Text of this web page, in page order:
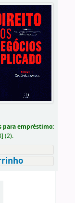
empréstimo:
] (2).